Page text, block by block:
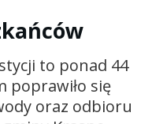
to ponad 44
poprawiło się
oraz odbioru